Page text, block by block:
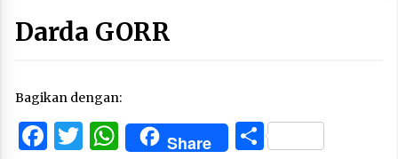
Darda GORR
Bagikan dengan:
Facebook
Twitter
WhatsApp
Share Share